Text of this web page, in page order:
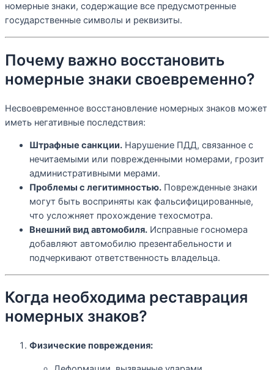
номерные знаки, содержащие все предусмотренные
государственные символы и реквизиты.
Почему важно восстановить
номерные знаки своевременно?
Несвоевременное восстановление номерных знаков может
иметь негативные последствия:
Штрафные санкции. Нарушение ПДД, связанное с
нечитаемыми или поврежденными номерами, грозит
административными мерами.
Проблемы с легитимностью. Поврежденные знаки
могут быть восприняты как фальсифицированные,
что усложняет прохождение техосмотра.
Внешний вид автомобиля. Исправные госномера
добавляют автомобилю презентабельности и
подчеркивают ответственность владельца.
Когда необходима реставрация
номерных знаков?
Физические повреждения: